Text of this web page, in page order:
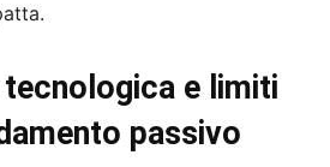
tecnologica e limiti
passivo